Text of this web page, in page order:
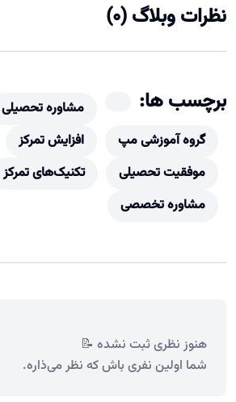
نظرات وبلاگ (0)
برچسب ها:
مشاوره تحصیلی
گروه آموزشی مپ
افزایش تمرکز
موفقیت تحصیلی
تکنیک‌های تمرکز
مشاوره تخصصی
هنوز نظری ثبت نشده 📝
شما اولین نفری باش که نظر می‌ذاره.